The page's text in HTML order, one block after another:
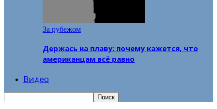
За рубежом
Держась на плаву: почему кажется, что
американцам всё равно
Видео